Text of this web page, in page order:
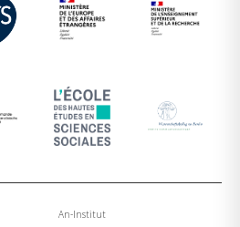
An-Institut